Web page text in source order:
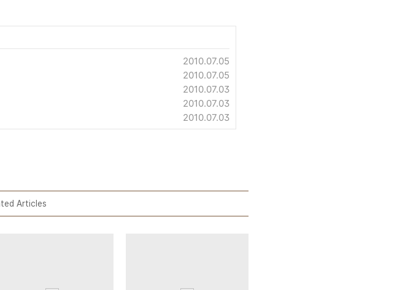
2010.07.05
2010.07.05
2010.07.03
2010.07.03
2010.07.03
Articles